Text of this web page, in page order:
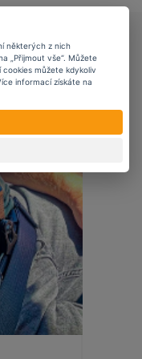
některých z nich
„Přijmout vše“. Můžete
můžete kdykoliv
informací získáte na